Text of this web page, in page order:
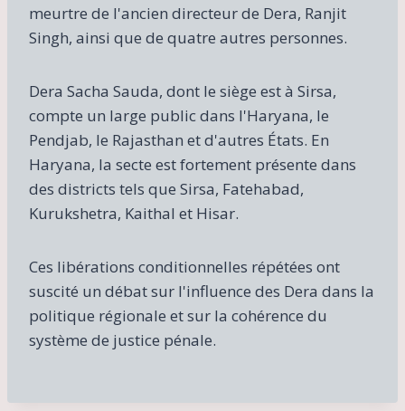
meurtre de l'ancien directeur de Dera, Ranjit
Singh, ainsi que de quatre autres personnes.
Dera Sacha Sauda, ​​dont le siège est à Sirsa,
compte un large public dans l'Haryana, le
Pendjab, le Rajasthan et d'autres États. En
Haryana, la secte est fortement présente dans
des districts tels que Sirsa, Fatehabad,
Kurukshetra, Kaithal et Hisar.
Ces libérations conditionnelles répétées ont
suscité un débat sur l'influence des Dera dans la
politique régionale et sur la cohérence du
système de justice pénale.